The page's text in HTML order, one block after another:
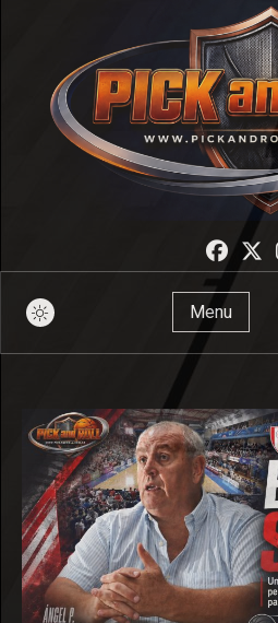
Pick And Roll
Menu